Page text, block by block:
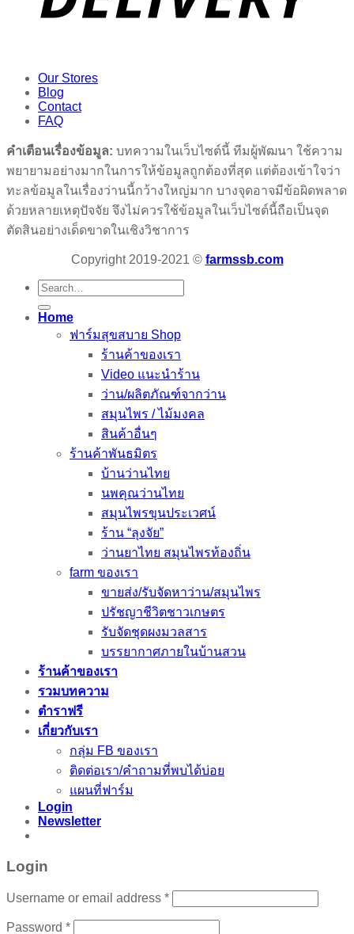
Our Stores
Blog
Contact
FAQ
คำเตือนเรื่องข้อมูล: บทความในเว็บไซต์นี้ ทีมผู้พัฒนา ใช้ความ
พยายามอย่างมากในการให้ข้อมูลถูกต้องที่สุด แต่ต้องเข้าใจว่า
ทะลข้อมูลในเรื่องว่านนี้กว้างใหญ่มาก บางจุดอาจมีข้อผิดพลาด
ด้วยหลายเหตุปัจจัย จึงไม่ควรใช้ข้อมูลในเว็บไซต์นี้ถือเป็นจุด
ตัดสินอย่างเด็ดขาดในเชิงวิชาการ
Copyright 2019-2021 © farmssb.com
Search
for:
Home
ฟาร์มสุขสบาย Shop
ร้านค้าของเรา
Video แนะนำร้าน
ว่าน/ผลิตภัณฑ์จากว่าน
สมุนไพร / ไม้มงคล
สินค้าอื่นๆ
ร้านค้าพันธมิตร
บ้านว่านไทย
นพคุณว่านไทย
สมุนไพรขุนประเวศน์
ร้าน “ลุงจัย”
ว่านยาไทย สมุนไพรท้องถิ่น
farm ของเรา
ขายส่ง/รับจัดหาว่าน/สมุนไพร
ปรัชญาชีวิตชาวเกษตร
รับจัดชุดผงมวลสาร
บรรยากาศภายในบ้านสวน
ร้านค้าของเรา
รวมบทความ
ตำราฟรี
เกี่ยวกับเรา
กลุ่ม FB ของเรา
ติดต่อเรา/คำถามที่พบได้บ่อย
แผนที่ฟาร์ม
Login
Newsletter
Login
Username or email address *
Password *